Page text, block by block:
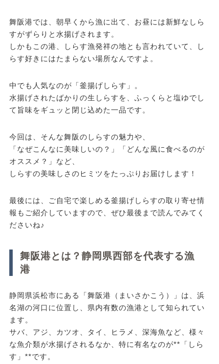
舞阪港では、朝早くから漁に出て、お昼には新鮮なしら
すがずらりと水揚げされます。
しかもこの港、
しらす漁発祥の地とも言われていて、し
らす好きにはたまらない場所なんですよ。
中でも人気なのが「釜揚げしらす 」。
水揚げされたばかりの生しらすを、ふっくらと塩ゆでし
て旨味をギュッと閉じ込めた一品です。
今回は、そんな舞阪のしらすの魅力や、
「なぜこんなに美味しいの？」「どんな風に食べるのが
オススメ？」など、
しらすの美味しさのヒミツをたっぷりお届けします！
最後には、ご自宅で楽しめる釜揚げしらすの取り寄せ情
報 もご紹介していますので、ぜひ最後まで読んでみてく
ださいね♪
舞阪港とは？静岡県西部を代表する漁
港
静岡県浜松市にある「舞阪港（まいさかこう）」は、浜
名湖の河口に位置し、県内有数の漁港として知られてい
ます。
サバ、アジ、カツオ、タイ、ヒラメ、深海魚など、様々
な魚介類が水揚げされるなか、特に有名なのが**「しら
す」**です。